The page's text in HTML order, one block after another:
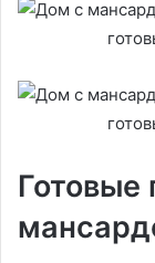
Готовые